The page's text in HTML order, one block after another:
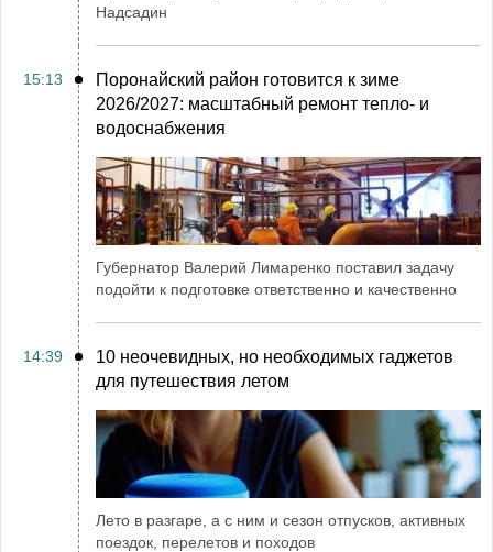
Надсадин
15:13
Поронайский район готовится к зиме
2026/2027: масштабный ремонт тепло- и
водоснабжения
Губернатор Валерий Лимаренко поставил задачу
подойти к подготовке ответственно и качественно
14:39
10 неочевидных, но необходимых гаджетов
для путешествия летом
Лето в разгаре, а с ним и сезон отпусков, активных
поездок, перелетов и походов